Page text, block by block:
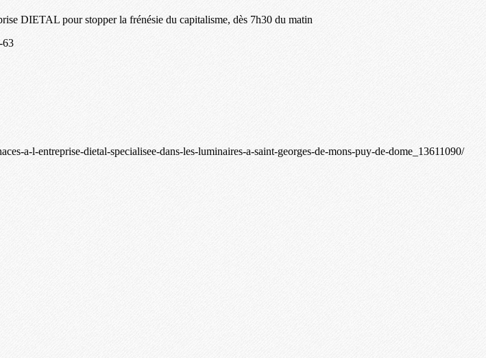
DIETAL pour stopper la frénésie du capitalisme, dès 7h30 du matin
63
a-l-entreprise-dietal-specialisee-dans-les-luminaires-a-saint-georges-de-mons-puy-de-dome_13611090/